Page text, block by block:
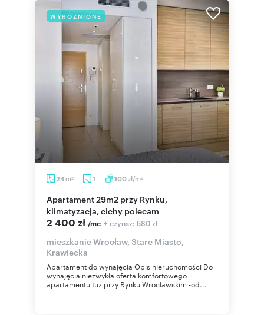
WYRÓŻNIONE
24 m2 1 100zł/m2
Apartament 29m2 przy Rynku,
klimatyzacja, cichy polecam
2 400 zł /mc + czynsz: 580 zł
mieszkanie Wrocław, Stare Miasto,
Krawiecka
Apartament do wynajęcia Opis nieruchomości Do
wynajęcia niezwykła oferta komfortowego
apartamentu tuz przy Rynku Wrocławskim -od...